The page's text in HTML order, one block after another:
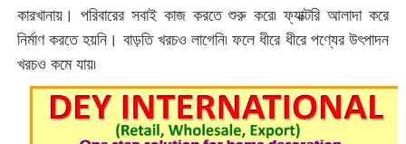
কারখানায়। পরিবারের সবাই কাজ করতে শুরু করে৷ ফ্যাক্টরি আলাদা করে
নির্মাণ করতে হয়নি। বাড়তি খরচও লাগেনি৷ ফলে ধীরে ধীরে পণ্যের উৎপাদন
খরচও কমে যায়৷